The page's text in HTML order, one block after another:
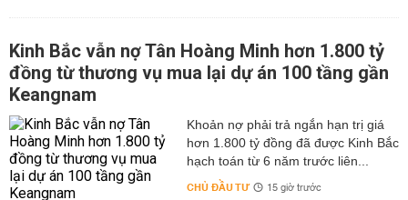
Kinh Bắc vẫn nợ Tân Hoàng Minh hơn 1.800 tỷ
đồng từ thương vụ mua lại dự án 100 tầng gần
Keangnam
hơn 1.800 tỷ đồng đã được Kinh Bắc
hạch toán từ 6 năm trước liên...
CHỦ ĐẦU TƯ 15 giờ trước